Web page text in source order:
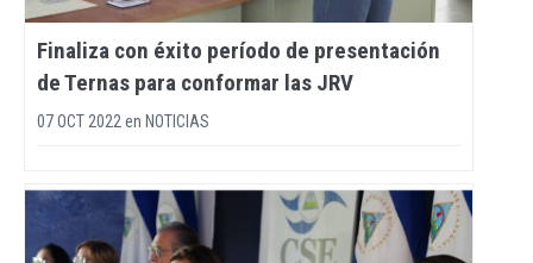
Finaliza con éxito período de presentación
de Ternas para conformar las JRV
07 OCT 2022 en NOTICIAS